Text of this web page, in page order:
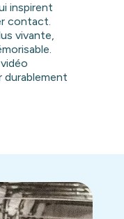
inspirent
contact.
vivante,
durablement